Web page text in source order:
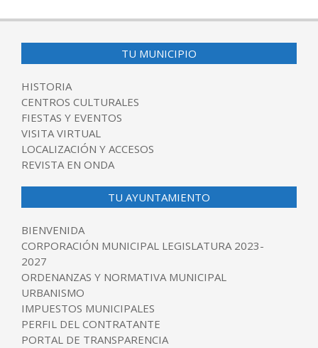
TU MUNICIPIO
HISTORIA
CENTROS CULTURALES
FIESTAS Y EVENTOS
VISITA VIRTUAL
LOCALIZACIÓN Y ACCESOS
REVISTA EN ONDA
TU AYUNTAMIENTO
BIENVENIDA
CORPORACIÓN MUNICIPAL LEGISLATURA 2023-
2027
ORDENANZAS Y NORMATIVA MUNICIPAL
URBANISMO
IMPUESTOS MUNICIPALES
PERFIL DEL CONTRATANTE
PORTAL DE TRANSPARENCIA